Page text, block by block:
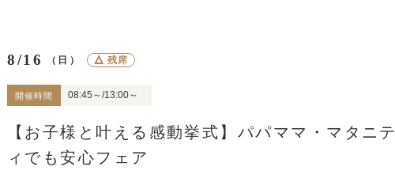
8/16 （日） △ 残席
開催時間 08:45～/13:00～
【お子様と叶える感動挙式】パパママ・マタニテ
ィでも安心フェア